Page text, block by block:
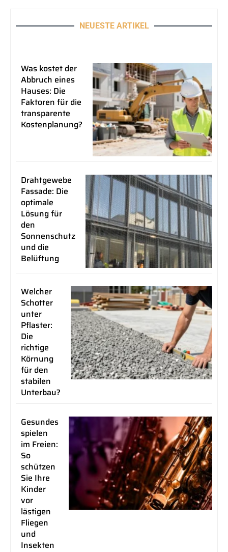
NEUESTE ARTIKEL
Was kostet der
Abbruch eines
Hauses: Die
Faktoren für die
transparente
Kostenplanung?
Drahtgewebe
Fassade: Die
optimale
Lösung für
den
Sonnenschutz
und die
Belüftung
Welcher
Schotter
unter
Pflaster:
Die
richtige
Körnung
für den
stabilen
Unterbau?
Gesundes
spielen
im Freien:
So
schützen
Sie Ihre
Kinder
vor
lästigen
Fliegen
und
Insekten